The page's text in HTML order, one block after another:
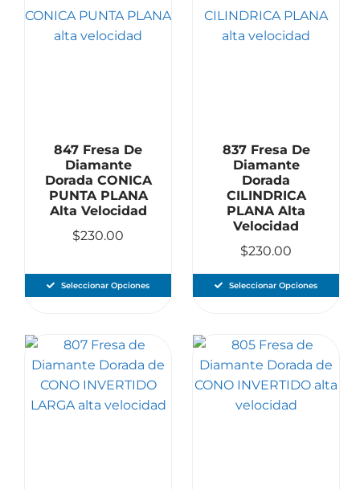
847 Fresa De
Diamante
Dorada CONICA
PUNTA PLANA
Alta Velocidad
$230.00
Seleccionar Opciones
837 Fresa De
Diamante
Dorada
CILINDRICA
PLANA Alta
Velocidad
$230.00
Seleccionar Opciones